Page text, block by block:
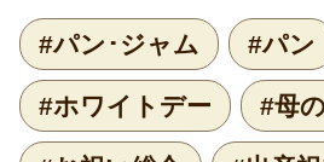
#パン･ジャム #パン
#ホワイトデー #母